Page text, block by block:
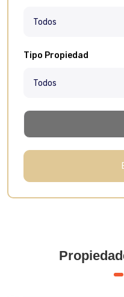
Todos
Tipo Propiedad
Todos